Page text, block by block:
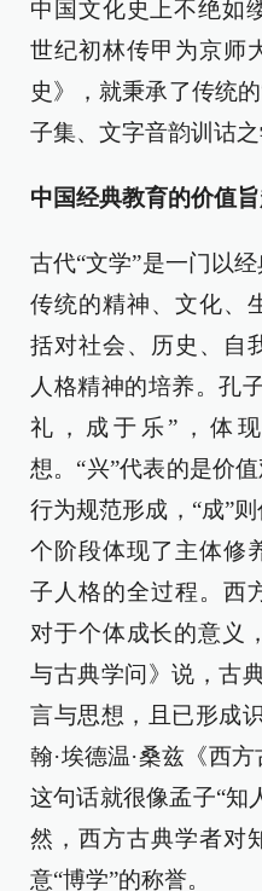
中国文化史上不绝如
世纪初林传甲为京师
史》，就秉承了传统
子集、文字音韵训诂之
中国经典教育的价值
古代“文学”是一门以
传统的精神、文化、
括对社会、历史、自
人格精神的培养。孔
礼，成于乐”，体
想。“兴”代表的是价
行为规范形成，“成”
个阶段体现了主体修
子人格的全过程。西
对于个体成长的意义
与古典学问》说，古
言与思想，且已形成
翰·埃德温·桑兹《西
这句话就很像孟子“知
然，西方古典学者对
意“博学”的称誉。